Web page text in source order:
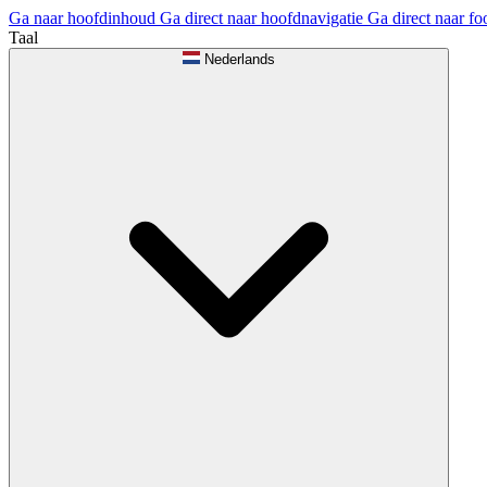
Ga naar hoofdinhoud Ga direct naar hoofdnavigatie Ga direct naar
Taal
Nederlands